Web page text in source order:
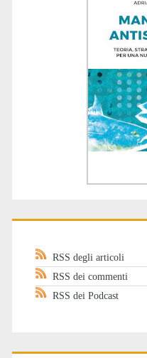
RSS degli articoli
RSS dei commenti
RSS dei Podcast